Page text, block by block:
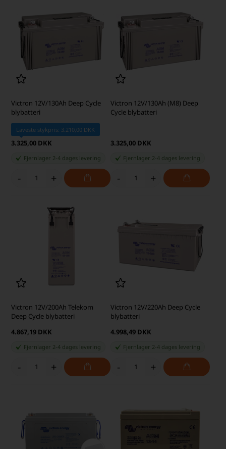
Victron 12V/130Ah Deep Cycle
blybatteri
Laveste stykpris: 3.210,00 DKK
3.325,00 DKK
Fjernlager 2-4 dages levering
- +
Victron 12V/130Ah (M8) Deep
Cycle blybatteri
3.325,00 DKK
Fjernlager 2-4 dages levering
- +
Victron 12V/200Ah Telekom
Deep Cycle blybatteri
4.867,19 DKK
Fjernlager 2-4 dages levering
- +
Victron 12V/220Ah Deep Cycle
blybatteri
4.998,49 DKK
Fjernlager 2-4 dages levering
- +